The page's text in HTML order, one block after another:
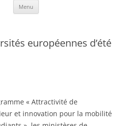
Menu
européennes d’été
« Attractivité de
et innovation pour la mobilité